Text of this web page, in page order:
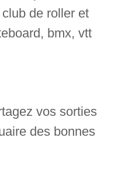
de roller et
bmx, vtt
vos sorties
des bonnes